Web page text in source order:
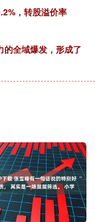
，转股溢价率
全域爆发，形成了